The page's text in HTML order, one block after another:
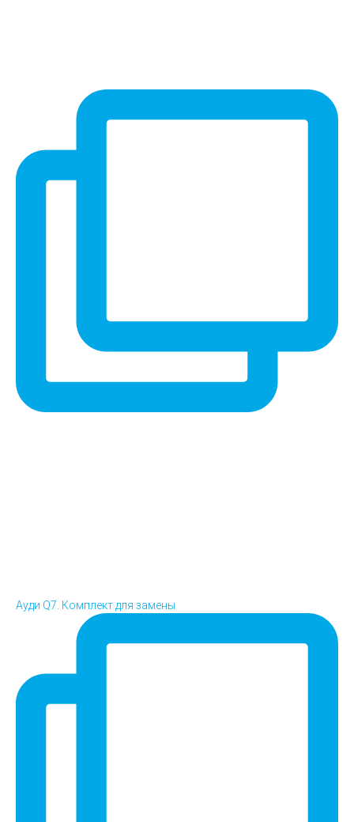
Ауди Q7. Комплект для замены